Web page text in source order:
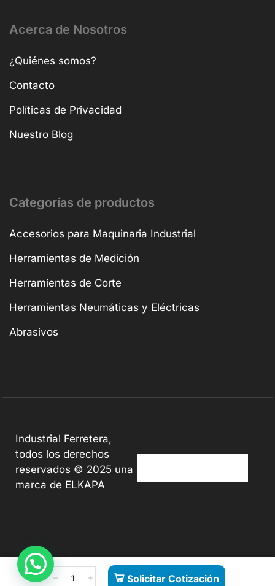
Solicitar Cotización
Acerca de Nosotros
¿Quiénes somos?
Contacto
Políticas de Privacidad
Nuestro Blog
Categorías de productos
Accesorios para Maquinaria Industrial
Herramientas de Medición
Herramientas de Corte
Herramientas Neumáticas y Eléctricas
Abrasivos
Industrial Ferretera,
todos los derechos
reservados © 2025 una
marca de ELKAPA